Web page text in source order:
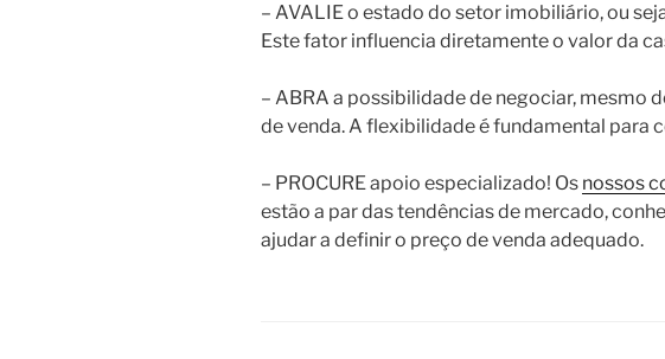
– AVALIE o estado do setor imobiliário, ou
Este fator influencia diretamente o valor da
– ABRA a possibilidade de negociar, mesmo
de venda. A flexibilidade é fundamental para
– PROCURE apoio especializado! Os nossos
estão a par das tendências de mercado,
ajudar a definir o preço de venda adequado.